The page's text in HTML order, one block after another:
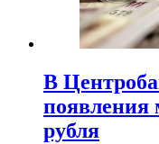
В
появления
рубля